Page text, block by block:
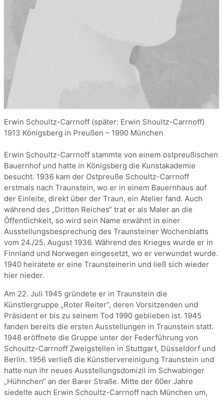
Erwin Schoultz-Carrnoff (später: Erwin Shoultz-Carrnoff)
1913 Königsberg in Preußen – 1990 München
Erwin Schoultz-Carrnoff stammte von einem ostpreußischen
Bauernhof und hatte in Königsberg die Kunstakademie
besucht. 1936 kam der Ostpreuße Schoultz-Carrnoff
erstmals nach Traunstein, wo er in einem Bauernhaus auf
der Einleite, direkt über der Traun, ein Atelier fand. Auch
während des „Dritten Reiches“ trat er als Maler an die
Öffentlichkeit, so wird sein Name erwähnt in einer
Ausstellungsbesprechung des Traunsteiner Wochenblatts
vom 24./25. August 1936. Während des Krieges wurde er in
Finnland und Norwegen eingesetzt, wo er verwundet wurde.
1940 heiratete er eine Traunsteinerin und ließ sich wieder
hier nieder.
Am 22. Juli 1945 gründete er in Traunstein die
Künstlergruppe „Roter Reiter“, deren Vorsitzenden und
Präsident er bis zu seinem Tod 1990 geblieben ist. 1945
fanden bereits die ersten Ausstellungen in Traunstein statt.
1948 eröffnete die Gruppe unter der Federführung von
Schoultz-Carrnoff Zweigstellen in Stuttgart, Düsseldorf und
Berlin. 1956 verließ die Künstlervereinigung Traunstein und
hatte nun ihr neues Ausstellungsdomizil im Schwabinger
„Hühnchen“ an der Barer Straße. Mitte der 60er Jahre
siedelte auch Erwin Schoultz-Carrnoff nach München um,